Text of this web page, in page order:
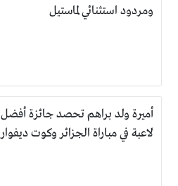
ومردود استثنائي لماستيل
أميرة ولد براهم تحصد جائزة أفضل
لاعبة في مباراة الجزائر وكوت ديفوار